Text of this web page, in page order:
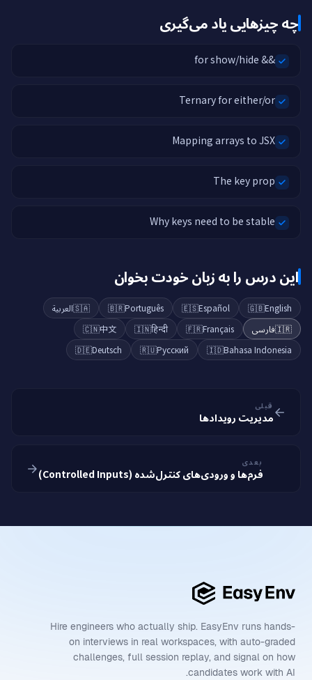
چه چیزهایی یاد می‌گیری
&& for show/hide
Ternary for either/or
Mapping arrays to JSX
The key prop
Why keys need to be stable
این درس را به زبان خودت بخوان
🇬🇧English
🇪🇸Español
🇧🇷Português
🇸🇦العربية
🇮🇷فارسی 🇫🇷Français
🇮🇳हिन्दी
🇨🇳中文
🇮🇩Bahasa Indonesia
🇷🇺Русский
🇩🇪Deutsch
قبلی
مدیریت رویدادها
بعدی
فرم‌ها و ورودی‌های کنترل‌شده (Controlled Inputs)
Hire engineers who actually ship. EasyEnv runs hands-
on interviews in real workspaces, with auto-graded
challenges, full session replay, and signal on how
candidates work with AI.